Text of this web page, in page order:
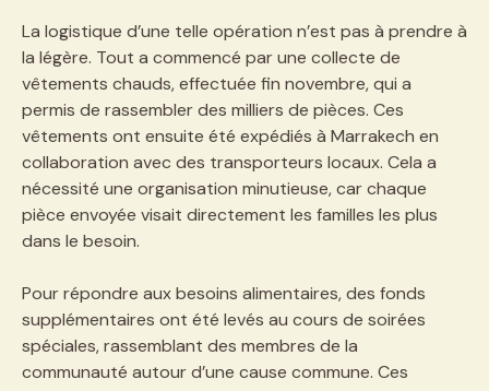
La logistique d’une telle opération n’est pas à prendre à
la légère. Tout a commencé par une collecte de
vêtements chauds, effectuée fin novembre, qui a
permis de rassembler des milliers de pièces. Ces
vêtements ont ensuite été expédiés à Marrakech en
collaboration avec des transporteurs locaux. Cela a
nécessité une organisation minutieuse, car chaque
pièce envoyée visait directement les familles les plus
dans le besoin.
Pour répondre aux besoins alimentaires, des fonds
supplémentaires ont été levés au cours de soirées
spéciales, rassemblant des membres de la
communauté autour d’une cause commune. Ces